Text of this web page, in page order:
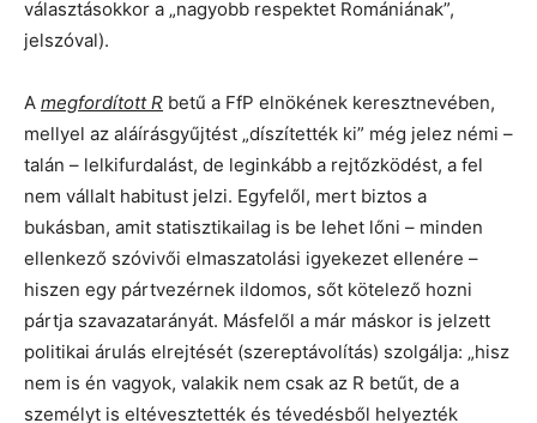
választásokkor a „nagyobb respektet Romániának”,
jelszóval).
A megfordított R betű a FfP elnökének keresztnevében,
mellyel az aláírásgyűjtést „díszítették ki” még jelez némi –
talán – lelkifurdalást, de leginkább a rejtőzködést, a fel
nem vállalt habitust jelzi. Egyfelől, mert biztos a
bukásban, amit statisztikailag is be lehet lőni – minden
ellenkező szóvivői elmaszatolási igyekezet ellenére –
hiszen egy pártvezérnek ildomos, sőt kötelező hozni
pártja szavazatarányát. Másfelől a már máskor is jelzett
politikai árulás elrejtését (szereptávolítás) szolgálja: „hisz
nem is én vagyok, valakik nem csak az R betűt, de a
személyt is eltévesztették és tévedésből helyezték